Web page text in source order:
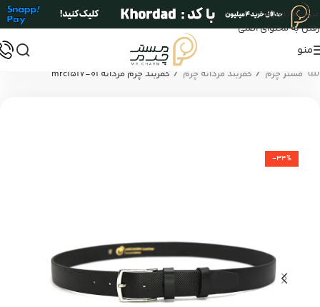
عبور به ناوبری
رفتن به محتوای اصلی
منو
مستر چرم / کمربند مردانه چرم / کمربند چرم مردانه mrc1517-01
-34%